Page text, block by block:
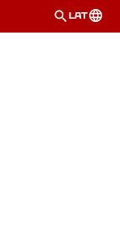
LAT